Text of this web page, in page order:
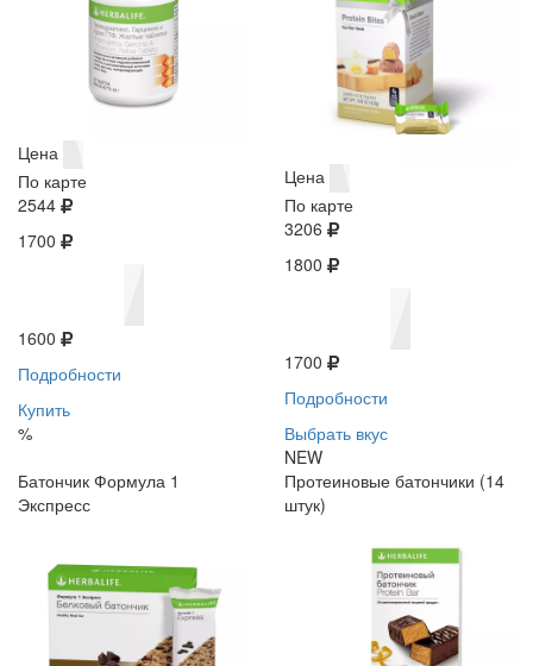
Цена
По карте
2544
1700
1600
Подробности
Купить
%
Цена
По карте
3206
1800
1700
Подробности
Выбрать вкус
NEW
Батончик Формула 1
Экспресс
Протеиновые батончики (14
штук)